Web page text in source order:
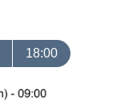
18:00